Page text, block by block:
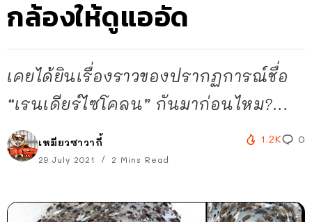
กล้องให้ดูแออัด
เคยได้ยินเรื่องราวของปรากฏการณ์ชื่อ
“เรนเดียร์ไซโคลน” กันมาก่อนไหม?...
เหมียวซาวากี้
29 July 2021 2 Mins Read
1.2K 0